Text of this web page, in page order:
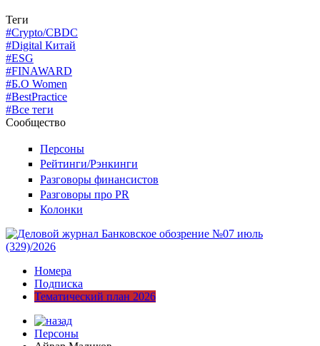
Теги
#Crypto/CBDC
#Digital Китай
#ESG
#FINAWARD
#Б.О Women
#BestPractice
#Все теги
Сообщество
Персоны
Рейтинги/Рэнкинги
Разговоры финансистов
Разговоры про PR
Колонки
Номера
Подписка
Тематический план 2026
Персоны